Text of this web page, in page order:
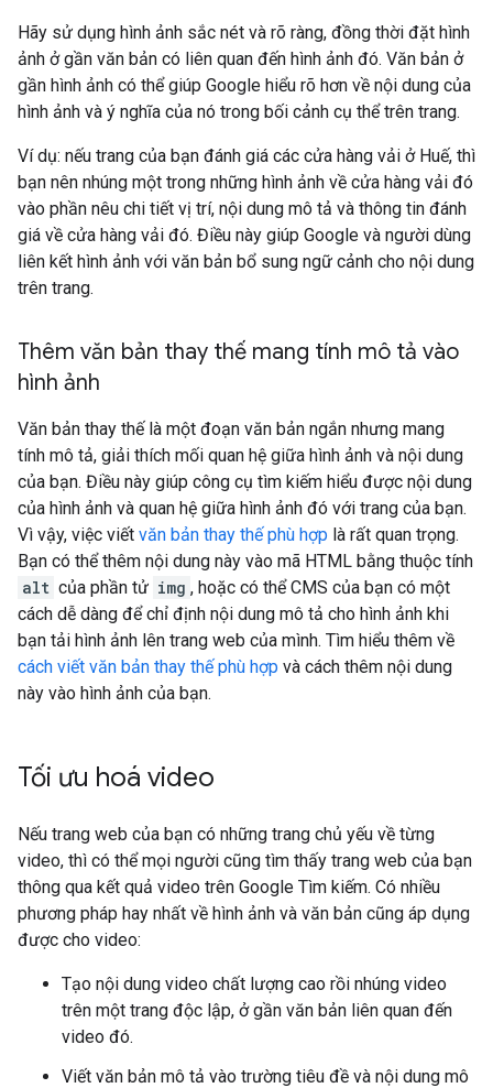
Hãy sử dụng hình ảnh sắc nét và rõ ràng, đồng thời đặt hình
ảnh ở gần văn bản có liên quan đến hình ảnh đó. Văn bản ở
gần hình ảnh có thể giúp Google hiểu rõ hơn về nội dung của
hình ảnh và ý nghĩa của nó trong bối cảnh cụ thể trên trang.
Ví dụ: nếu trang của bạn đánh giá các cửa hàng vải ở Huế, thì
bạn nên nhúng một trong những hình ảnh về cửa hàng vải đó
vào phần nêu chi tiết vị trí, nội dung mô tả và thông tin đánh
giá về cửa hàng vải đó. Điều này giúp Google và người dùng
liên kết hình ảnh với văn bản bổ sung ngữ cảnh cho nội dung
trên trang.
Thêm văn bản thay thế mang tính mô tả vào
hình ảnh
Văn bản thay thế là một đoạn văn bản ngắn nhưng mang
tính mô tả, giải thích mối quan hệ giữa hình ảnh và nội dung
của bạn. Điều này giúp công cụ tìm kiếm hiểu được nội dung
của hình ảnh và quan hệ giữa hình ảnh đó với trang của bạn.
Vì vậy, việc viết văn bản thay thế phù hợp là rất quan trọng.
Bạn có thể thêm nội dung này vào mã HTML bằng thuộc tính
alt của phần tử img , hoặc có thể CMS của bạn có một
cách dễ dàng để chỉ định nội dung mô tả cho hình ảnh khi
bạn tải hình ảnh lên trang web của mình. Tìm hiểu thêm về
cách viết văn bản thay thế phù hợp và cách thêm nội dung
này vào hình ảnh của bạn.
Tối ưu hoá video
Nếu trang web của bạn có những trang chủ yếu về từng
video, thì có thể mọi người cũng tìm thấy trang web của bạn
thông qua kết quả video trên Google Tìm kiếm. Có nhiều
phương pháp hay nhất về hình ảnh và văn bản cũng áp dụng
được cho video:
Tạo nội dung video chất lượng cao rồi nhúng video
trên một trang độc lập, ở gần văn bản liên quan đến
video đó.
Viết văn bản mô tả vào trường tiêu đề và nội dung mô